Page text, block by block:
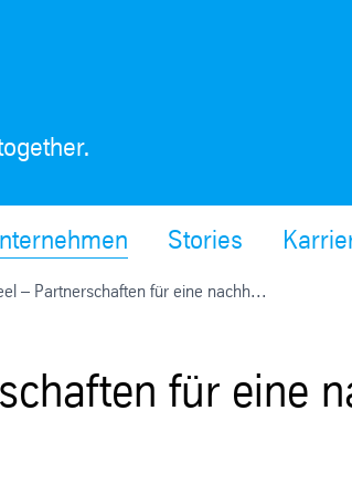
Stories
– Partnerschaften für eine nachh...
für eine